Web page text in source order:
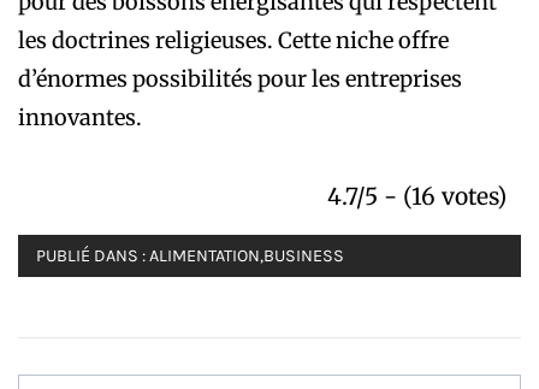
les doctrines religieuses. Cette niche offre
d’énormes possibilités pour les entreprises
innovantes.
4.7/5 - (16 votes)
PUBLIÉ DANS :ALIMENTATION,BUSINESS